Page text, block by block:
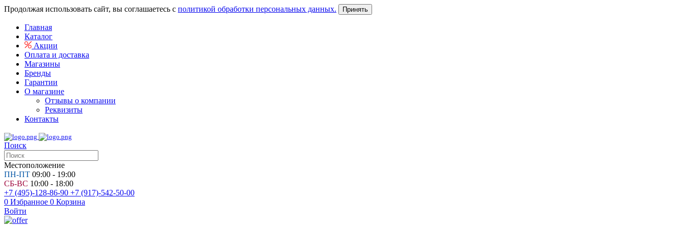
Продолжая использовать сайт, вы соглашаетесь с политикой обработки персональных данных. Принять
Главная
Каталог
Акции
Оплата и доставка
Магазины
Бренды
Гарантии
О магазине
Отзывы о компании
Реквизиты
Контакты
Поиск
Местоположение
ПН-ПТ 09:00 - 19:00
СБ-ВС 10:00 - 18:00
+7 (495)-128-86-90 +7 (917)-542-50-00
0 Избранное 0 Корзина
Войти